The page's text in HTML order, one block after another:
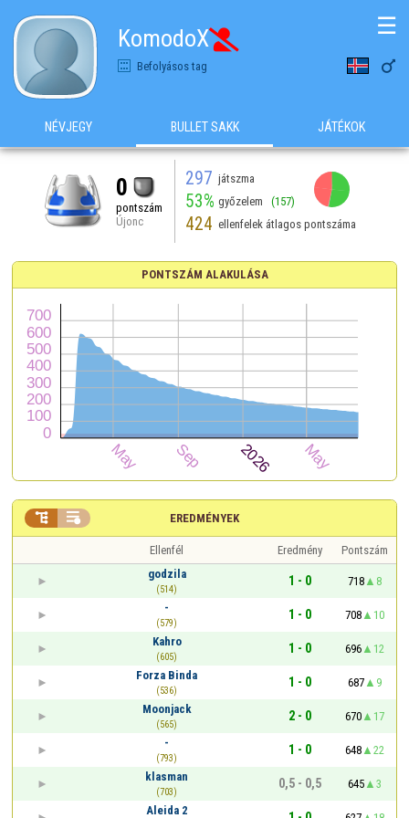
KomodoX
Befolyásos tag 
☰
NÉVJEGY BULLET SAKK JÁTÉKOK
0
pontszám
Újonc
297 játszma
53% győzelem (157)
424 ellenfelek átlagos pontszáma
PONTSZÁM ALAKULÁSA
EREDMÉNYEK
 
Ellenfél Eredmény
Pontszám
godzila
(514)
1 - 0 718
8
-
(579)
1 - 0 708
10
Kahro
(605)
1 - 0 696
12
Forza Binda
(536)
1 - 0 687
9
Moonjack
(565)
2 - 0 670
17
-
(793)
1 - 0 648
22
klasman
(703)
0,5 - 0,5 645
3
Aleida 2